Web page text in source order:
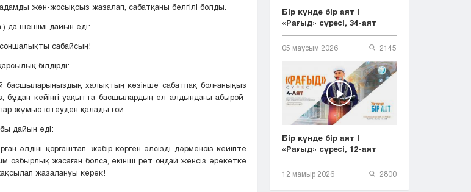
жөн-жосықсыз жазалап, сабатқаны белгілі болды.
да шешімі дайын еді:
сабайсың!
білдірді:
халықтың көзінше сабатпақ болғаныңыз
бұдан кейінгі уақытта басшылардың ел алдындағы абырой-
жұмыс істеуден қалады ғой...
дайын еді:
әлдіні қорғаштап, жәбір көрген әлсізді дәрменсіз кейіпте
озбырлық жасаған болса, екінші рет ондай жөнсіз әрекетке
жазалануы керек!
Бір күнде бір аят |
«Рағыд» сүресі, 34-аят
05 маусым 2026 2145
Бір күнде бір аят |
«Рағыд» сүресі, 12-аят
12 мамыр 2026 2800